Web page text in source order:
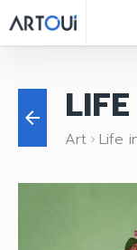
arrow_back
Art keyboard_arrow_right Life